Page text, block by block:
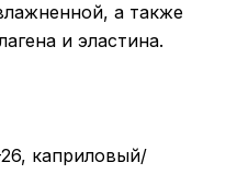
а также
и эластина.
каприловый/